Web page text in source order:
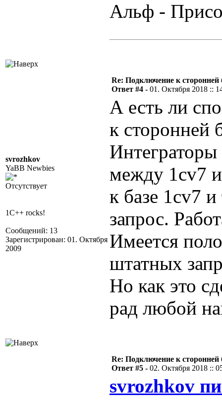
Альф -
svrozhkov
YaBB Newbies
Отсутствует
1C++ rocks!
Сообщений: 13
Зарегистрирован: 01. Октября
2009
Re: Подключение к сторонней
Ответ #4 - 01. Октября 2018 ::
А есть ли
к сторонней
между 1cv7
к базе 1cv7
запрос.
Имеется
штатных
Но как это
рад любой
Re: Подключение к сторонней
Ответ #5 - 02. Октября 2018 ::
svrozhkov